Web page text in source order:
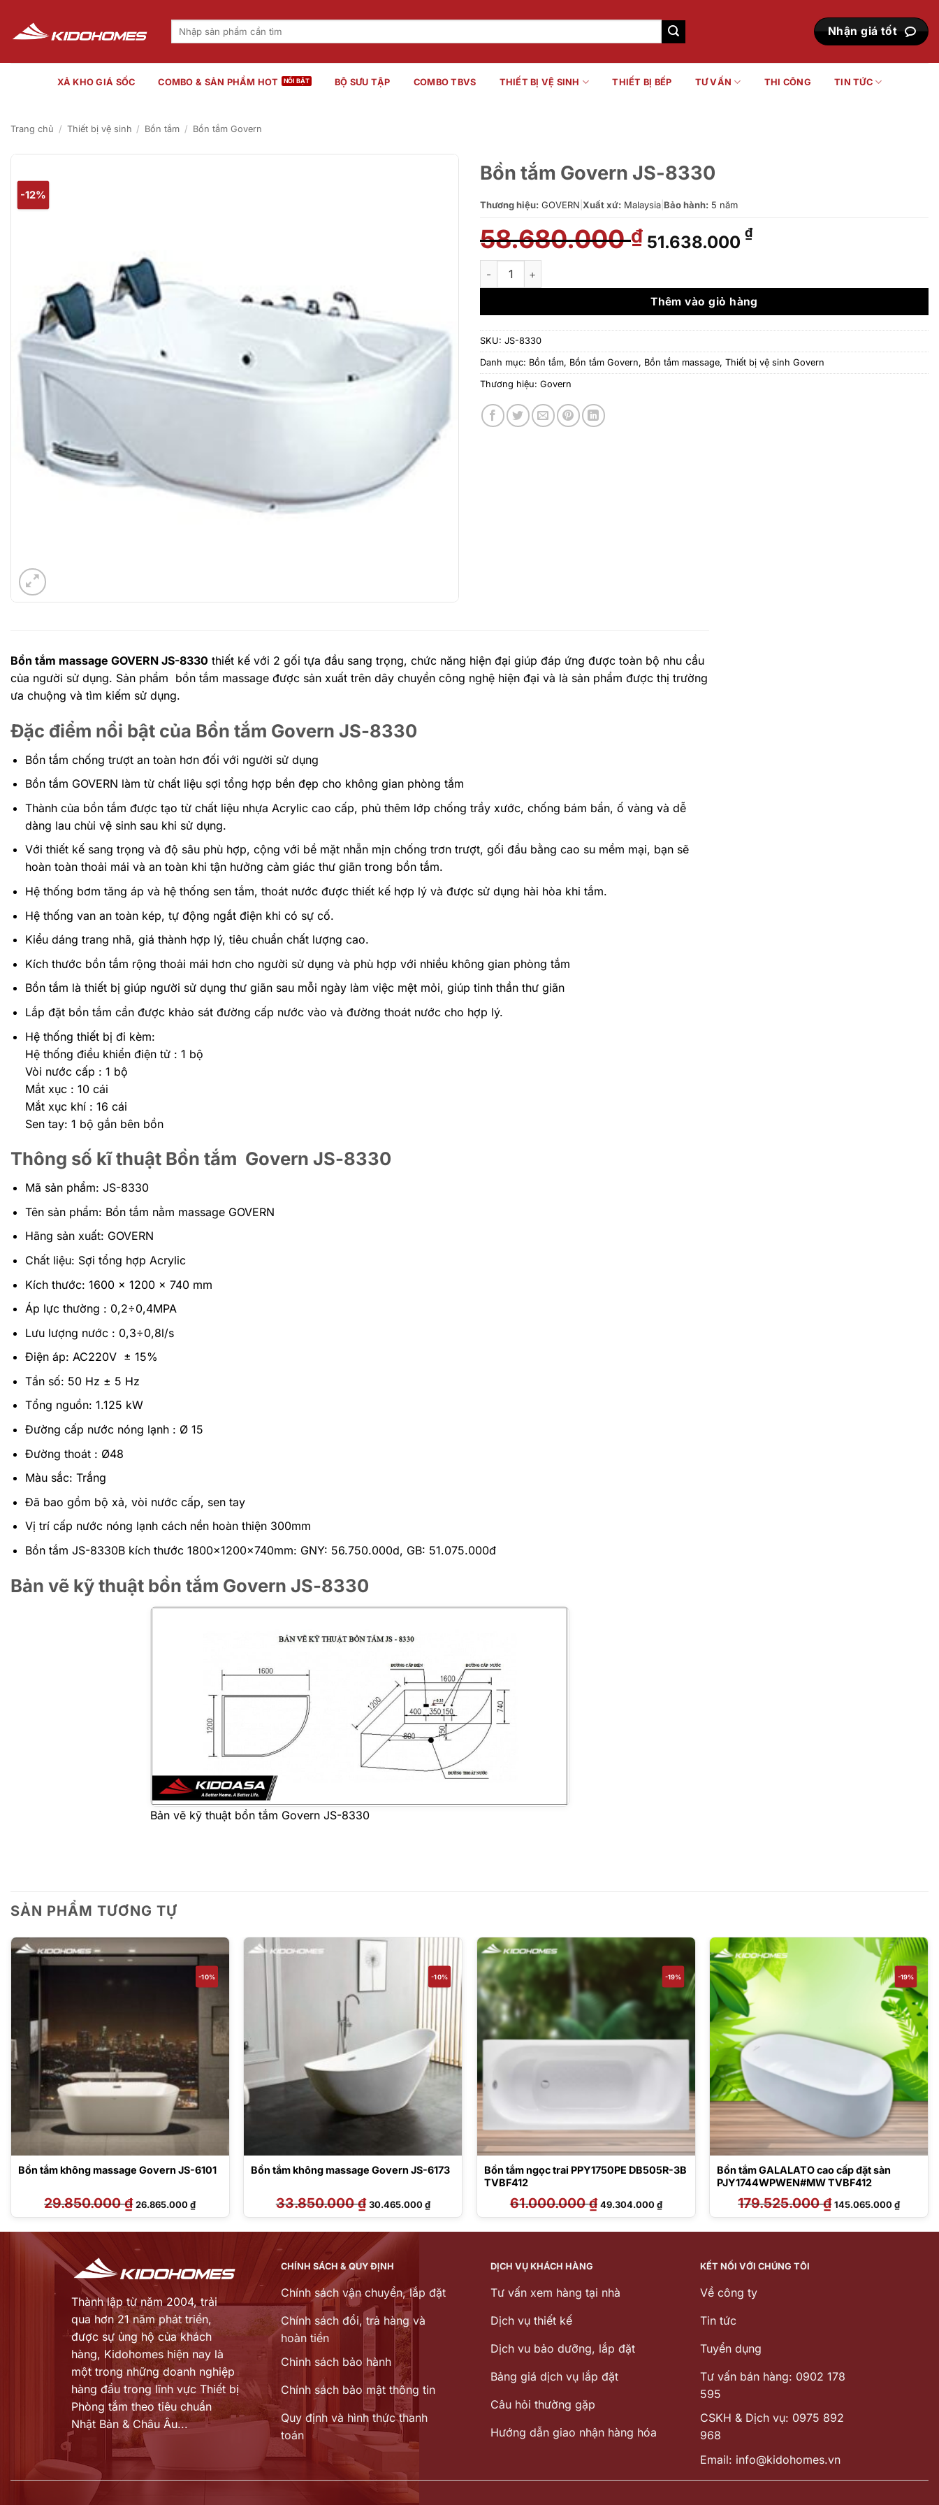
nội
dung
Tìm
Nhận giá tốt
XẢ KHO GIÁ SỐC COMBO & SẢN PHẨM HOT BỘ SƯU TẬP COMBO TBVS THIẾT BỊ VỆ SINH THIẾT BỊ BẾP TƯ VẤN THI CÔNG TIN TỨC
Trang chủ / Thiết bị vệ sinh / Bồn tắm / Bồn tắm Govern
-12%
Bồn tắm Govern JS-8330
Thương hiệu: GOVERN Xuất xứ: Malaysia Bảo hành: 5 năm
58.680.000₫ Giá
gốc
58.680.000 ₫.
51.638.000 ₫Giá
là:
51.638.000 ₫.
Bồn tắm Govern JS-8330 số lượng
Thêm vào giỏ hàng
SKU: JS-8330
Danh mục: Bồn tắm, Bồn tắm Govern, Bồn tắm massage, Thiết bị vệ sinh Govern
Thương hiệu: Govern
Bồn tắm massage GOVERN JS-8330 thiết kế với 2 gối tựa đầu sang trọng, chức năng hiện đại giúp đáp ứng được toàn bộ nhu cầu
của người sử dụng. Sản phẩm bồn tắm massage được sản xuất trên dây chuyền công nghệ hiện đại và là sản phẩm được thị trường
ưa chuộng và tìm kiếm sử dụng.
Đặc điểm nổi bật của Bồn tắm Govern JS-8330
Bồn tắm chống trượt an toàn hơn đối với người sử dụng
Bồn tắm GOVERN làm từ chất liệu sợi tổng hợp bền đẹp cho không gian phòng tắm
Thành của bồn tắm được tạo từ chất liệu nhựa Acrylic cao cấp, phủ thêm lớp chống trầy xước, chống bám bẩn, ố vàng và dễ
dàng lau chùi vệ sinh sau khi sử dụng.
Với thiết kế sang trọng và độ sâu phù hợp, cộng với bề mặt nhẵn mịn chống trơn trượt, gối đầu bằng cao su mềm mại, bạn sẽ
hoàn toàn thoải mái và an toàn khi tận hưởng cảm giác thư giãn trong bồn tắm.
Hệ thống bơm tăng áp và hệ thống sen tắm, thoát nước được thiết kế hợp lý và được sử dụng hài hòa khi tắm.
Hệ thống van an toàn kép, tự động ngắt điện khi có sự cố.
Kiểu dáng trang nhã, giá thành hợp lý, tiêu chuẩn chất lượng cao.
Kích thước bồn tắm rộng thoải mái hơn cho người sử dụng và phù hợp với nhiều không gian phòng tắm
Bồn tắm là thiết bị giúp người sử dụng thư giãn sau mỗi ngày làm việc mệt mỏi, giúp tinh thần thư giãn
Lắp đặt bồn tắm cần được khảo sát đường cấp nước vào và đường thoát nước cho hợp lý.
Hệ thống thiết bị đi kèm:
Hệ thống điều khiển điện tử : 1 bộ
Vòi nước cấp : 1 bộ
Mắt xục : 10 cái
Mắt xục khí : 16 cái
Sen tay: 1 bộ gắn bên bồn
Thông số kĩ thuật Bồn tắm Govern JS-8330
Mã sản phẩm: JS-8330
Tên sản phẩm: Bồn tắm nằm massage GOVERN
Hãng sản xuất: GOVERN
Chất liệu: Sợi tổng hợp Acrylic
Kích thước: 1600 x 1200 x 740 mm
Áp lực thường : 0,2÷0,4MPA
Lưu lượng nước : 0,3÷0,8l/s
Điện áp: AC220V ± 15%
Tần số: 50 Hz ± 5 Hz
Tổng nguồn: 1.125 kW
Đường cấp nước nóng lạnh : Ø 15
Đường thoát : Ø48
Màu sắc: Trắng
Đã bao gồm bộ xả, vòi nước cấp, sen tay
Vị trí cấp nước nóng lạnh cách nền hoàn thiện 300mm
Bồn tắm JS-8330B kích thước 1800x1200x740mm: GNY: 56.750.000d, GB: 51.075.000đ
Bản vẽ kỹ thuật bồn tắm Govern JS-8330
Bản vẽ kỹ thuật bồn tắm Govern JS-8330
SẢN PHẨM TƯƠNG TỰ
-10%
Bồn tắm không massage Govern JS-6101
29.850.000₫ Giá
gốc
là:
26.865.000₫Giá
hiện
tại
26.865.000 ₫.
-10%
Bồn tắm không massage Govern JS-6173
33.850.000₫ Giá
gốc
là:
30.465.000₫Giá
hiện
tại
30.465.000 ₫.
-19%
Bồn tắm ngọc trai PPY1750PE DB505R-3B
TVBF412
61.000.000₫ Giá
gốc
là:
49.304.000₫Giá
hiện
tại
49.304.000 ₫.
-19%
Bồn tắm GALALATO cao cấp đặt sàn
PJY1744WPWEN#MW TVBF412
179.525.000₫ Giá
gốc
là:
145.065.000₫Giá
hiện
tại
₫.
Thành lập từ năm 2004, trải
qua hơn 21 năm phát triển,
được sự ủng hộ của khách
hàng, Kidohomes hiện nay là
một trong những doanh nghiệp
hàng đầu trong lĩnh vực Thiết bị
Phòng tắm theo tiêu chuẩn
Nhật Bản & Châu Âu...
CHÍNH SÁCH & QUY ĐỊNH
Chính sách vận chuyển, lắp đặt
Chính sách đổi, trả hàng và
hoàn tiền
Chinh sách bảo hành
Chính sách bảo mật thông tin
Quy định và hình thức thanh
toán
DỊCH VỤ KHÁCH HÀNG
Tư vấn xem hàng tại nhà
Dịch vụ thiết kế
Dịch vu bảo dưỡng, lắp đặt
Bảng giá dịch vụ lắp đặt
Câu hỏi thường gặp
Hướng dẫn giao nhận hàng hóa
KẾT NỐI VỚI CHÚNG TÔI
Về công ty
Tin tức
Tuyển dụng
Tư vấn bán hàng: 0902 178
595
CSKH & Dịch vụ: 0975 892
968
Email: info@kidohomes.vn